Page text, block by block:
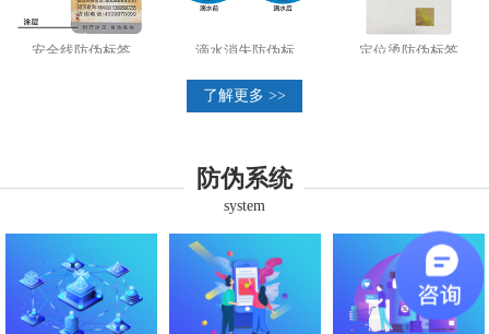
安全线防伪标签 滴水消失防伪标 定位烫防伪标签
了解更多 >>
防伪系统
system